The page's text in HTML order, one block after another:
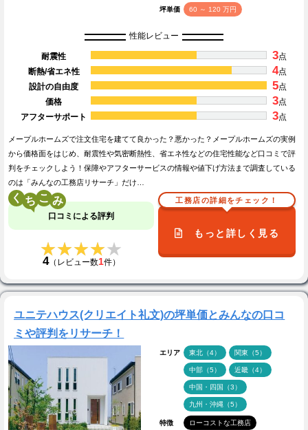
坪単価 60 ～ 120 万円
性能レビュー
耐震性 3点
断熱/省エネ性
4点
設計の自由度
5点
価格
3点
アフターサポート
3点
メープルホームズで注文住宅を建てて良かった？悪かった？メープルホームズの実例
から価格面をはじめ、耐震性や気密断熱性、省エネ性などの住宅性能など口コミで評
判をチェックしよう！保障やアフターサービスの情報や値下げ方法まで調査している
のは「みんなの工務店リサーチ」だけ…
く こ
口コミによる評判
★★★★★
★★★★★
4（レビュー数1件）
工務店の詳細をチェック！
もっと詳しく見る
ユニテハウス(クリエイト礼文)の坪単価とみんなの口コ
ミや評判をリサーチ！
エリア 東北（4） 関東（5）
中部（5） 近畿（4）
中国・四国（3）
九州・沖縄（5）
特徴 ローコストな工務店